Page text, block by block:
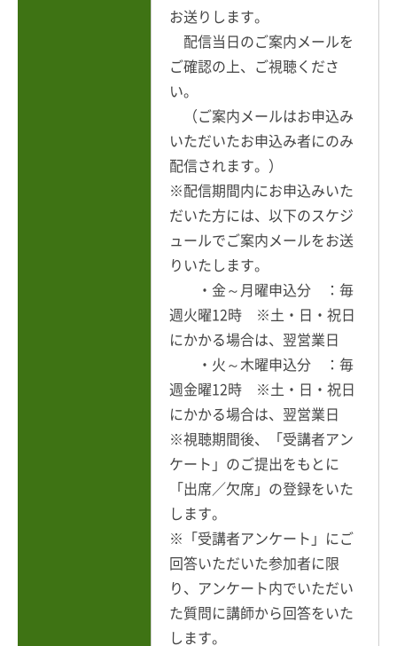
お送りします。
配信当日のご案内メールを
ご確認の上、ご視聴くださ
い。
（ご案内メールはお申込み
いただいたお申込み者にのみ
配信されます。）
※配信期間内にお申込みいた
だいた方には、以下のスケジ
ュールでご案内メールをお送
りいたします。
・金～月曜申込分 ：毎
週火曜12時 ※土・日・祝日
にかかる場合は、翌営業日
・火～木曜申込分 ：毎
週金曜12時 ※土・日・祝日
にかかる場合は、翌営業日
※視聴期間後、「受講者アン
ケート」のご提出をもとに
「出席／欠席」の登録をいた
します。
※「受講者アンケート」にご
回答いただいた参加者に限
り、アンケート内でいただい
た質問に講師から回答をいた
します。